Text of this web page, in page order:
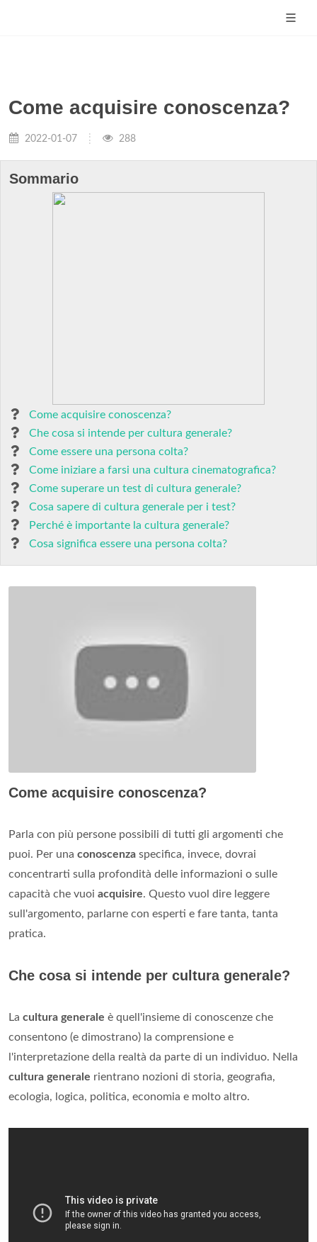
Come acquisire conoscenza?
2022-01-07 288
Sommario
Come acquisire conoscenza?
Che cosa si intende per cultura generale?
Come essere una persona colta?
Come iniziare a farsi una cultura cinematografica?
Come superare un test di cultura generale?
Cosa sapere di cultura generale per i test?
Perché è importante la cultura generale?
Cosa significa essere una persona colta?
Come acquisire conoscenza?
Parla con più persone possibili di tutti gli argomenti che
puoi. Per una conoscenza specifica, invece, dovrai
concentrarti sulla profondità delle informazioni o sulle
capacità che vuoi acquisire. Questo vuol dire leggere
sull'argomento, parlarne con esperti e fare tanta, tanta
pratica.
Che cosa si intende per cultura generale?
La cultura generale è quell'insieme di conoscenze che
consentono (e dimostrano) la comprensione e
l'interpretazione della realtà da parte di un individuo. Nella
cultura generale rientrano nozioni di storia, geografia,
ecologia, logica, politica, economia e molto altro.